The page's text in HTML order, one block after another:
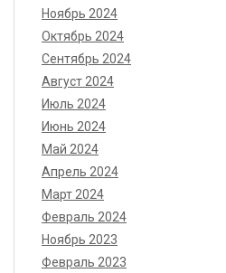
Ноябрь 2024
Октябрь 2024
Сентябрь 2024
Август 2024
Июль 2024
Июнь 2024
Май 2024
Апрель 2024
Март 2024
Февраль 2024
Ноябрь 2023
Февраль 2023